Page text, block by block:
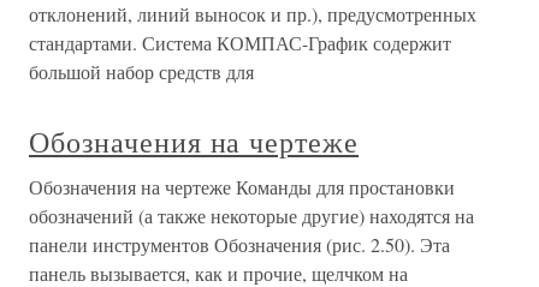
отклонений, линий выносок и пр.), предусмотренных
стандартами. Система КОМПАС-График содержит
большой набор средств для
Обозначения на чертеже
Обозначения на чертеже Команды для простановки
обозначений (а также некоторые другие) находятся на
панели инструментов Обозначения (рис. 2.50). Эта
панель вызывается, как и прочие, щелчком на